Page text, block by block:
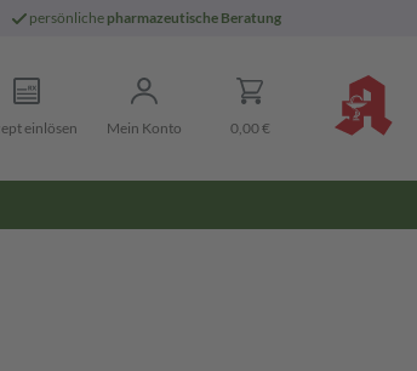
persönliche pharmazeutische Beratung
einlösen Mein Konto 0,00 €